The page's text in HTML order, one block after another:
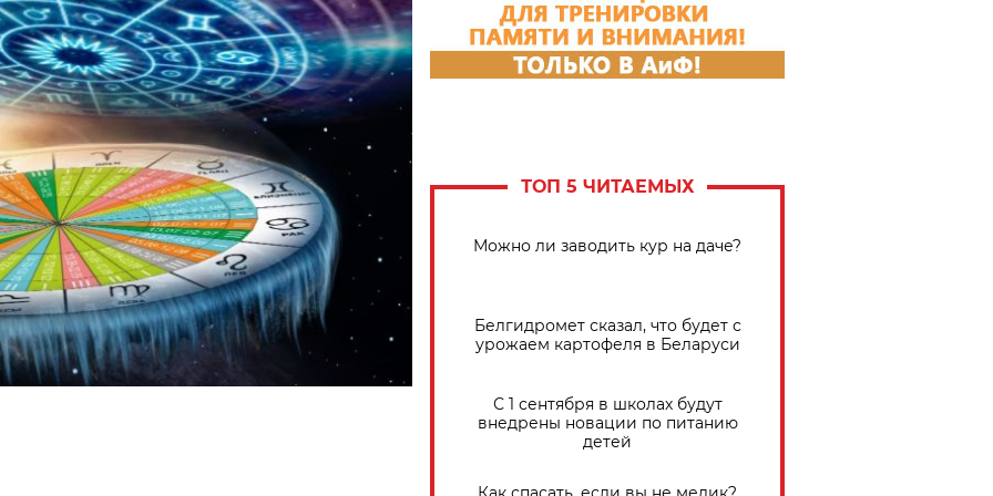
ТОП 5 ЧИТАЕМЫХ
Можно ли заводить кур на даче?
Белгидромет сказал, что будет с
урожаем картофеля в Беларуси
С 1 сентября в школах будут
внедрены новации по питанию
детей